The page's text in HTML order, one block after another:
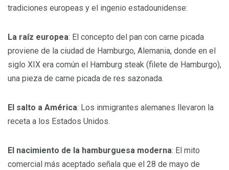
tradiciones europeas y el ingenio estadounidense:
La raíz europea: El concepto del pan con carne picada
proviene de la ciudad de Hamburgo, Alemania, donde en el
siglo XIX era común el Hamburg steak (filete de Hamburgo),
una pieza de carne picada de res sazonada.
El salto a América: Los inmigrantes alemanes llevaron la
receta a los Estados Unidos.
El nacimiento de la hamburguesa moderna: El mito
comercial más aceptado señala que el 28 de mayo de